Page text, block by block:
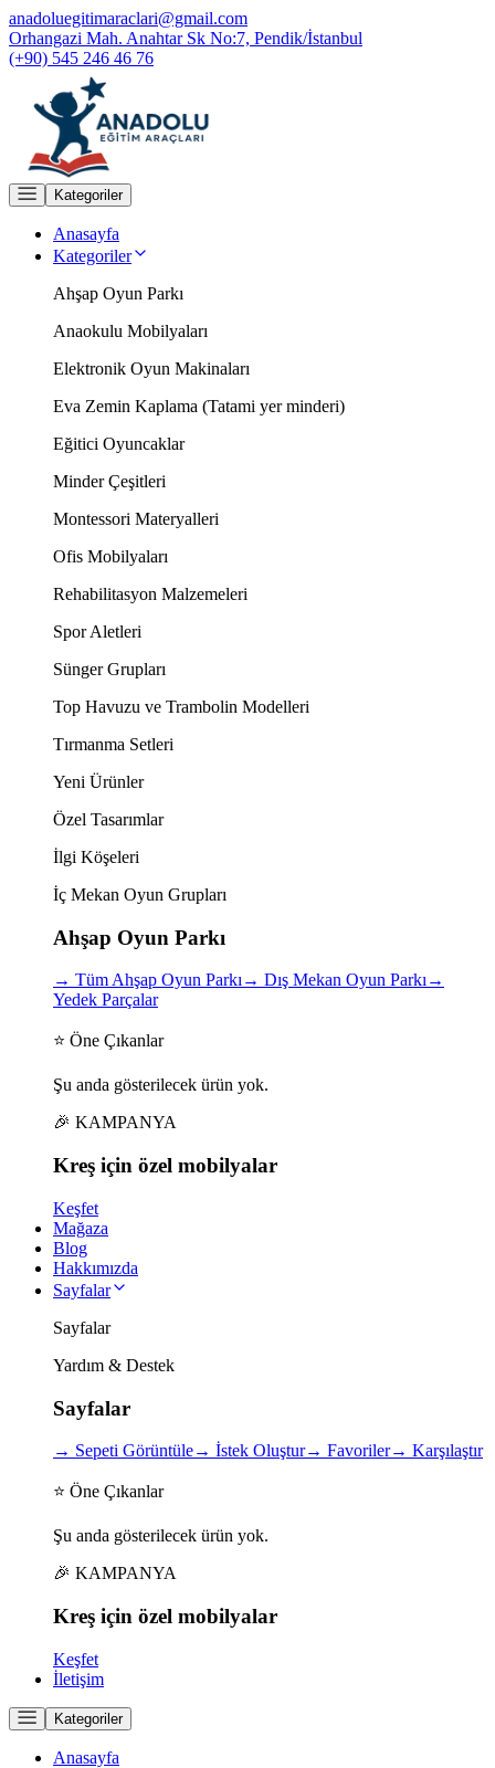
anadoluegitimaraclari@gmail.com
Orhangazi Mah. Anahtar Sk No:7, Pendik/İstanbul
(+90) 545 246 46 76
Kategoriler
Anasayfa
Kategoriler
Ahşap Oyun Parkı
Anaokulu Mobilyaları
Elektronik Oyun Makinaları
Eva Zemin Kaplama (Tatami yer minderi)
Eğitici Oyuncaklar
Minder Çeşitleri
Montessori Materyalleri
Ofis Mobilyaları
Rehabilitasyon Malzemeleri
Spor Aletleri
Sünger Grupları
Top Havuzu ve Trambolin Modelleri
Tırmanma Setleri
Yeni Ürünler
Özel Tasarımlar
İlgi Köşeleri
İç Mekan Oyun Grupları
Ahşap Oyun Parkı
→ Tüm Ahşap Oyun Parkı→ Dış Mekan Oyun Parkı→
Yedek Parçalar
⭐ Öne Çıkanlar
Şu anda gösterilecek ürün yok.
🎉 KAMPANYA
Kreş için özel mobilyalar
Keşfet
Mağaza
Blog
Hakkımızda
Sayfalar
Sayfalar
Yardım & Destek
Sayfalar
→ Sepeti Görüntüle→ İstek Oluştur→ Favoriler→ Karşılaştır
⭐ Öne Çıkanlar
Şu anda gösterilecek ürün yok.
🎉 KAMPANYA
Kreş için özel mobilyalar
Keşfet
İletişim
Kategoriler
Anasayfa